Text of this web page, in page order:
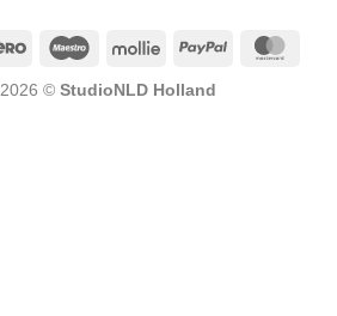
Wero Maestro Mollie PayPal
© StudioNLD Holland